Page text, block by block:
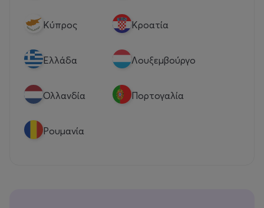
Κύπρος Κροατία
Eλλάδα Λουξεμβούργο
Ολλανδία Πορτογαλία
Ρουμανία